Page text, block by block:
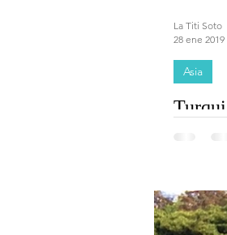
Asia
La Titi Soto
28 ene 2019